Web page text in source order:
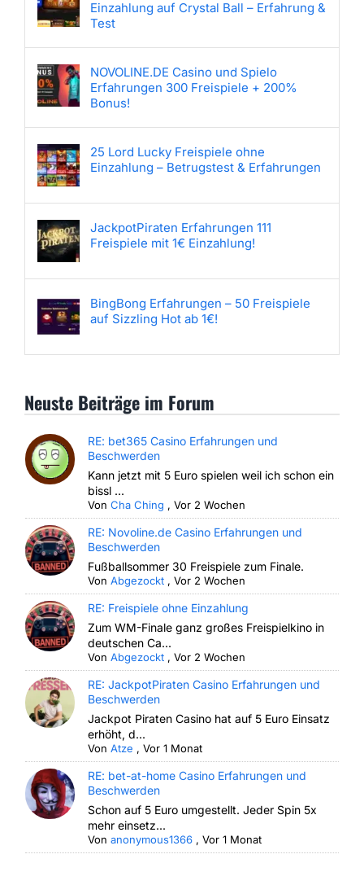
Einzahlung auf Crystal Ball – Erfahrung &
Test
NOVOLINE.DE Casino und Spielo
Erfahrungen 300 Freispiele + 200%
Bonus!
25 Lord Lucky Freispiele ohne
Einzahlung – Betrugstest & Erfahrungen
JackpotPiraten Erfahrungen 111
Freispiele mit 1€ Einzahlung!
BingBong Erfahrungen – 50 Freispiele
auf Sizzling Hot ab 1€!
Neuste Beiträge im Forum
RE: bet365 Casino Erfahrungen und
Beschwerden
Kann jetzt mit 5 Euro spielen weil ich schon ein
bissl ...
VonCha Ching ,Vor 2 Wochen
RE: Novoline.de Casino Erfahrungen und
Beschwerden
Fußballsommer 30 Freispiele zum Finale.
VonAbgezockt ,Vor 2 Wochen
RE: Freispiele ohne Einzahlung
Zum WM-Finale ganz großes Freispielkino in
deutschen Ca...
VonAbgezockt ,Vor 2 Wochen
RE: JackpotPiraten Casino Erfahrungen und
Beschwerden
Jackpot Piraten Casino hat auf 5 Euro Einsatz
erhöht, d...
VonAtze ,Vor 1 Monat
RE: bet-at-home Casino Erfahrungen und
Beschwerden
Schon auf 5 Euro umgestellt. Jeder Spin 5x
mehr einsetz...
Vonanonymous1366 ,Vor 1 Monat